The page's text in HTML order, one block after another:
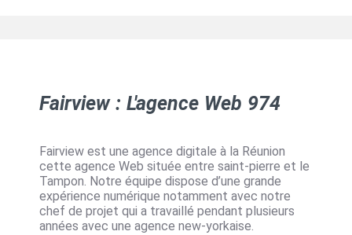
Fairview : L'agence Web 974
Fairview est une agence digitale à la Réunion
cette agence Web située entre saint-pierre et le
Tampon. Notre équipe dispose d’une grande
expérience numérique notamment avec notre
chef de projet qui a travaillé pendant plusieurs
années avec une agence new-yorkaise.